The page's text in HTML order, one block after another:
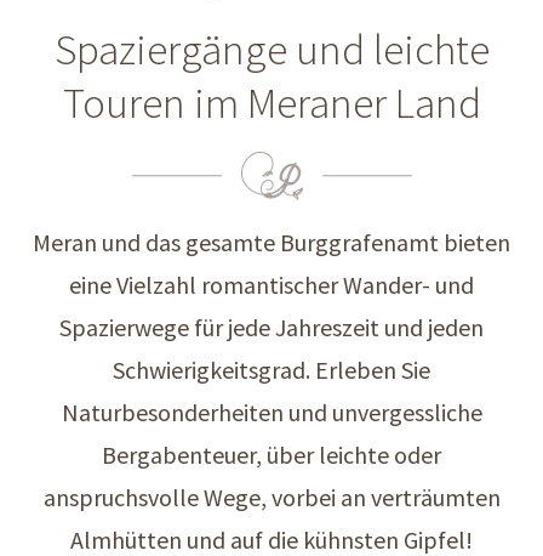
Spaziergänge und leichte
Touren im Meraner Land
Meran und das gesamte Burggrafenamt bieten
eine Vielzahl romantischer Wander- und
Spazierwege für jede Jahreszeit und jeden
Schwierigkeitsgrad. Erleben Sie
Naturbesonderheiten und unvergessliche
Bergabenteuer, über leichte oder
anspruchsvolle Wege, vorbei an verträumten
Almhütten und auf die kühnsten Gipfel!